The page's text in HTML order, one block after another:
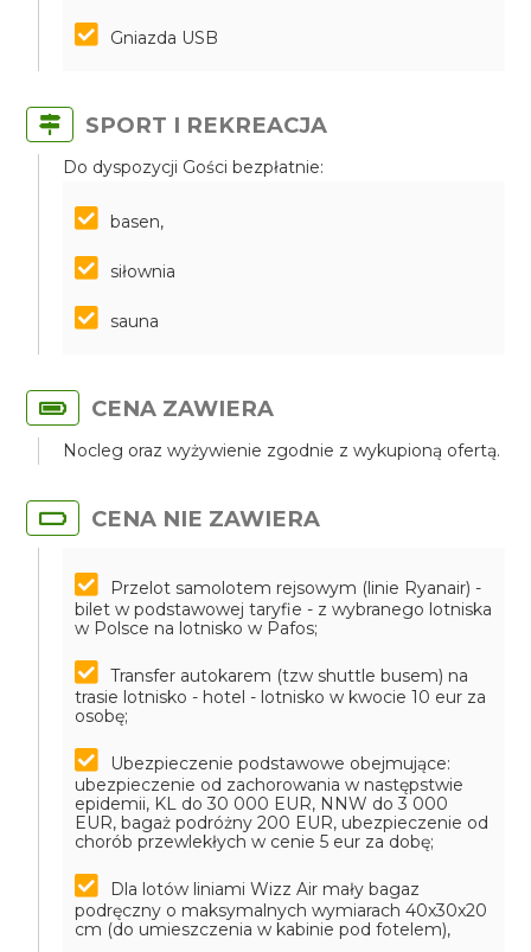
Gniazda USB
SPORT I REKREACJA
Do dyspozycji Gości bezpłatnie:
basen,
siłownia
sauna
CENA ZAWIERA
Nocleg oraz wyżywienie zgodnie z wykupioną ofertą.
CENA NIE ZAWIERA
Przelot samolotem rejsowym (linie Ryanair) -
bilet w podstawowej taryfie - z wybranego lotniska
w Polsce na lotnisko w Pafos;
Transfer autokarem (tzw shuttle busem) na
trasie lotnisko - hotel - lotnisko w kwocie 10 eur za
osobę;
Ubezpieczenie podstawowe obejmujące:
ubezpieczenie od zachorowania w następstwie
epidemii, KL do 30 000 EUR, NNW do 3 000
EUR, bagaż podróżny 200 EUR, ubezpieczenie od
chorób przewlekłych w cenie 5 eur za dobę;
Dla lotów liniami Wizz Air mały bagaz
podręczny o maksymalnych wymiarach 40x30x20
cm (do umieszczenia w kabinie pod fotelem),